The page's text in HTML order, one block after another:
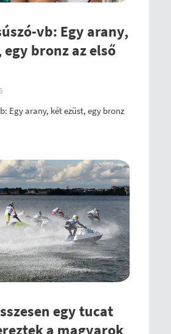
vb: Egy arany,
egy bronz az első
Egy arany, két ezüst, egy bronz
egy tucat
a magyarok